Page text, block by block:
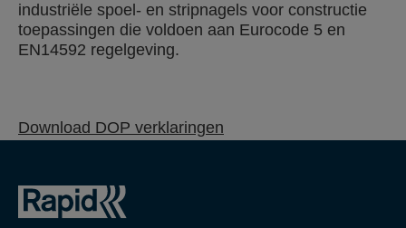
industriële spoel- en stripnagels voor constructie
toepassingen die voldoen aan Eurocode 5 en
EN14592 regelgeving.
Download DOP verklaringen